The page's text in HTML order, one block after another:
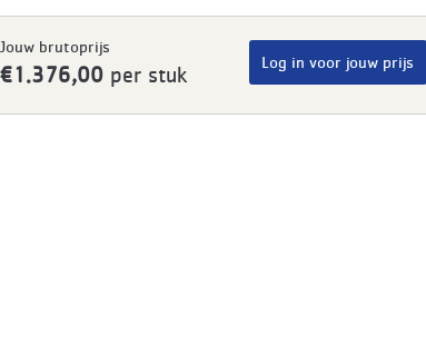
Jouw brutoprijs
€1.376,00 per stuk
Log in voor jouw prijs